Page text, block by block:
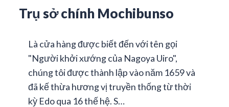
Trụ sở chính Mochibunso
Là cửa hàng được biết đến với tên gọi
"Người khởi xướng của Nagoya Uiro",
chúng tôi được thành lập vào năm 1659 và
đã kế thừa hương vị truyền thống từ thời
kỳ Edo qua 16 thế hệ. S…